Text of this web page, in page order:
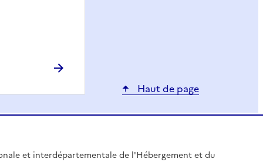
Haut de page
et interdépartementale de l'Hébergement et du